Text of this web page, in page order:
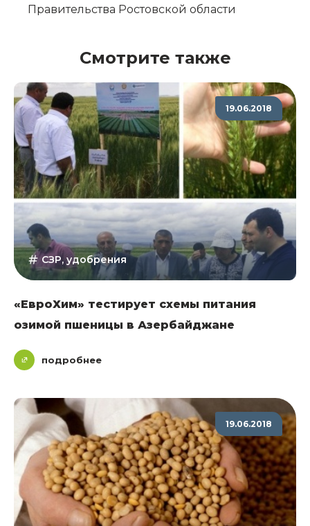
Правительства Ростовской области
Смотрите также
19.06.2018
СЗР, удобрения
«ЕвроХим» тестирует схемы питания
озимой пшеницы в Азербайджане
подробнее
19.06.2018